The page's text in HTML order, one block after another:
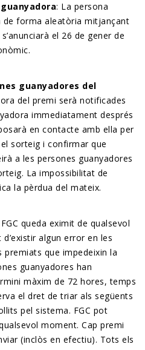
: La persona
de forma aleatòria mitjançant
el 26 de gener de
guanyadores del
del premi serà notificades
immediatament després
en contacte amb ella per
sorteig i confirmar que
a les persones guanyadores
La impossibilitat de
la pèrdua del mateix.
queda eximit de qualsevol
algun error en les
que impedeixin la
guanyadores han
màxim de 72 hores, temps
el dret de triar als següents
pel sistema. FGC pot
moment. Cap premi
(inclòs en efectiu). Tots els